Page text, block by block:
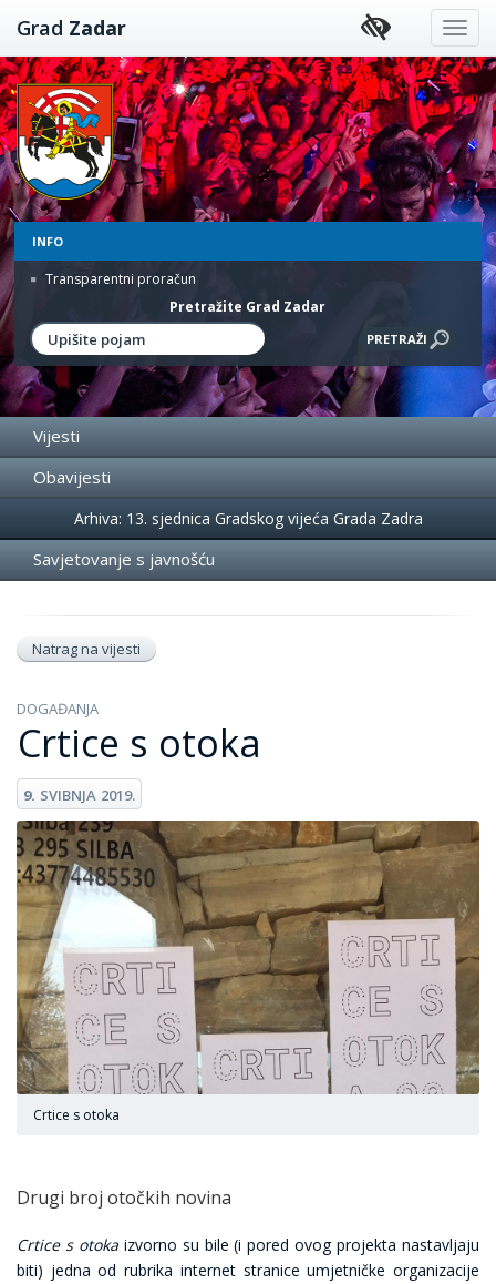
Preskoči
na
sadržaj
Grad Zadar
INFO
Transparentni proračun
Pretražite Grad Zadar
Vijesti
Obavijesti
Događanja
Arhiva: 13. sjednica Gradskog vijeća Grada Zadra
Savjetovanje s javnošću
Natrag na vijesti
DOGAĐANJA
Crtice s otoka
9. SVIBNJA 2019.
Crtice s otoka
Drugi broj otočkih novina
Crtice s otokaizvorno su bile (i pored ovog projekta nastavljaju
biti) jedna od rubrika internet stranice umjetničke organizacije